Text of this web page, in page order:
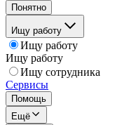
Понятно
Ищу работу
Ищу работу
Ищу работу
Ищу сотрудника
Сервисы
Помощь
Ещё